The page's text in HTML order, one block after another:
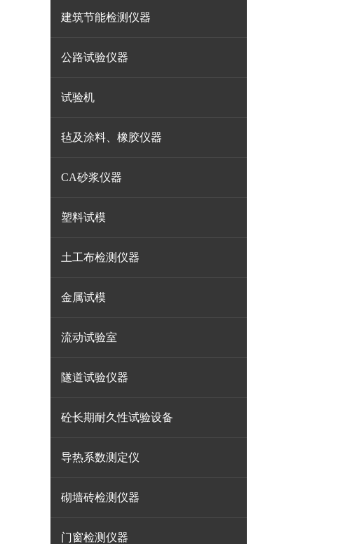
建筑节能检测仪器
公路试验仪器
试验机
毡及涂料、橡胶仪器
CA砂浆仪器
塑料试模
土工布检测仪器
金属试模
流动试验室
隧道试验仪器
砼长期耐久性试验设备
导热系数测定仪
砌墙砖检测仪器
门窗检测仪器